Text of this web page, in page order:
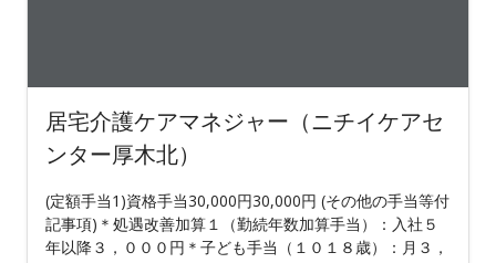
居宅介護ケアマネジャー（ニチイケアセ
ンター厚木北）
(定額手当1)資格手当30,000円30,000円 (その他の手当等付
記事項)＊処遇改善加算１（勤続年数加算手当）：入社５
年以降３，０００円＊子ども手当（１０１８歳）：月３，